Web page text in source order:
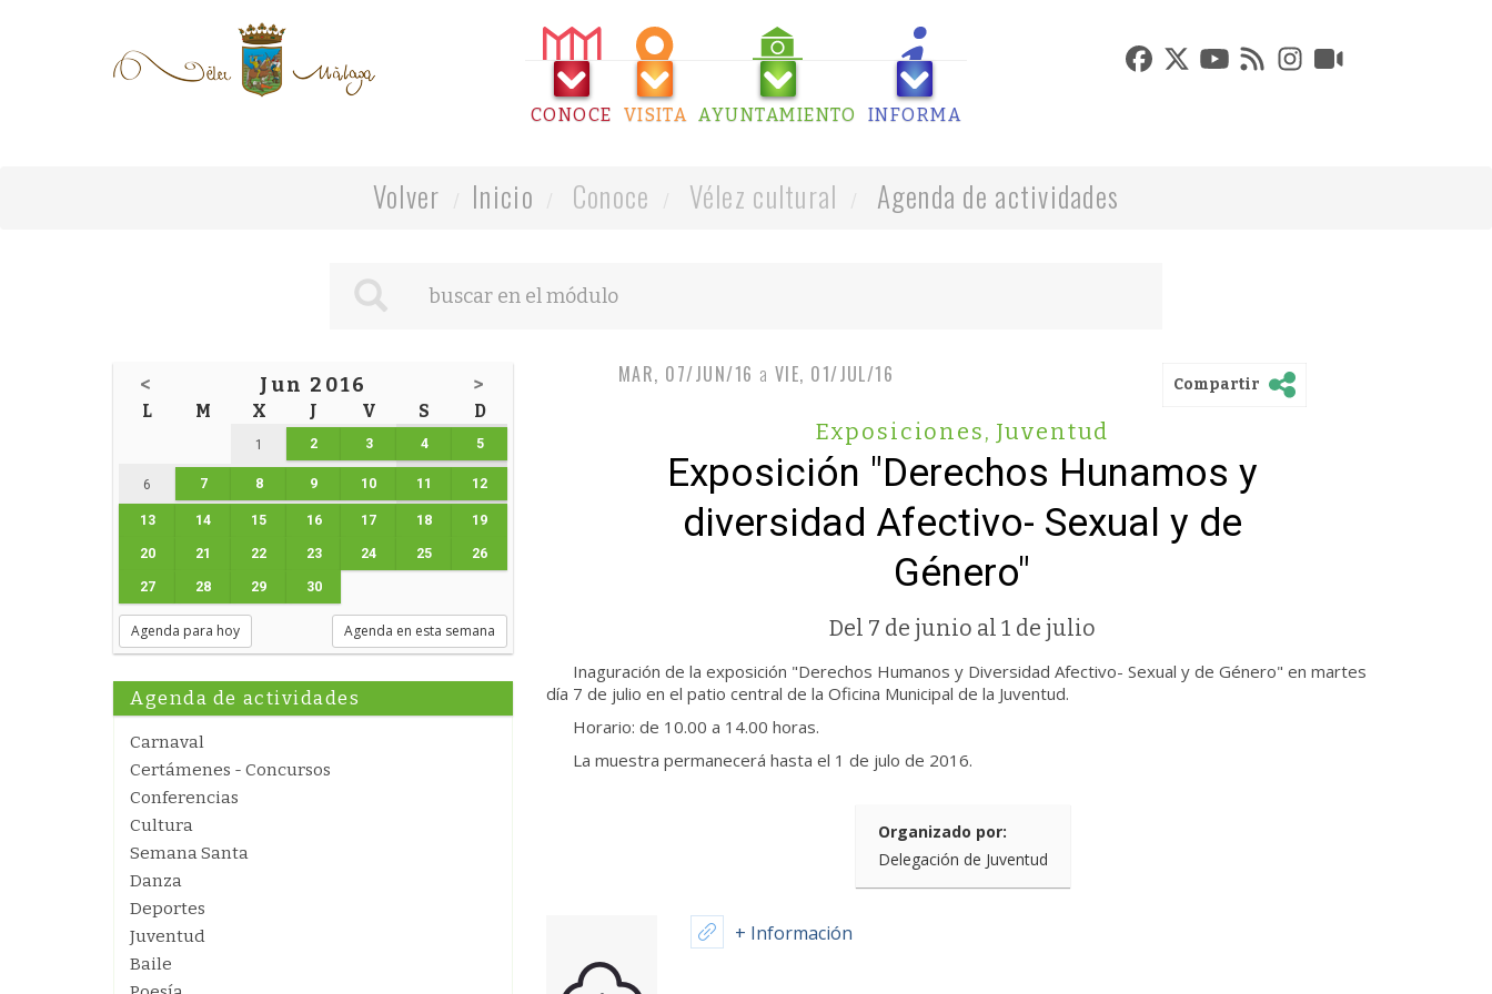
CONOCE VISITA AYUNTAMIENTO INFORMA
Volver Inicio Conoce Vélez cultural Agenda de actividades
< Jun 2016 >
L M X J V S D
1 2 3 4 5
6 7 8 9 10 11 12
13 14 15 16 17 18 19
20 21 22 23 24 25 26
27 28 29 30
Agenda para hoy Agenda en esta semana
Agenda de actividades
Carnaval
Certámenes - Concursos
Conferencias
Cultura
Semana Santa
Danza
Deportes
Juventud
Baile
MAR, 07/JUN/16 a VIE, 01/JUL/16 Compartir
Exposiciones, Juventud
Exposición "Derechos Hunamos y
diversidad Afectivo- Sexual y de
Género"
Del 7 de junio al 1 de julio
Inaguración de la exposición "Derechos Humanos y Diversidad Afectivo- Sexual y de Género" en martes
día 7 de julio en el patio central de la Oficina Municipal de la Juventud.
Horario: de 10.00 a 14.00 horas.
La muestra permanecerá hasta el 1 de julo de 2016.
Organizado por:
Delegación de Juventud
+ Información